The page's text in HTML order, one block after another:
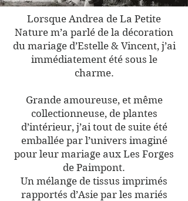
Lorsque Andrea de La Petite
Nature m’a parlé de la décoration
du mariage d’Estelle & Vincent, j’ai
immédiatement été sous le
charme.
Grande amoureuse, et même
collectionneuse, de plantes
d’intérieur, j’ai tout de suite été
emballée par l’univers imaginé
pour leur mariage aux Les Forges
de Paimpont.
Un mélange de tissus imprimés
rapportés d’Asie par les mariés